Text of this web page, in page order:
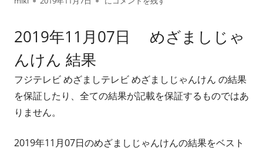
者
日
2019年11月07日 めざましじゃ
んけん 結果
フジテレビ めざましテレビ めざましじゃんけん の結果
を保証したり、全ての結果が記載を保証するものではあ
りません。
2019年11月07日のめざましじゃんけんの結果をベスト